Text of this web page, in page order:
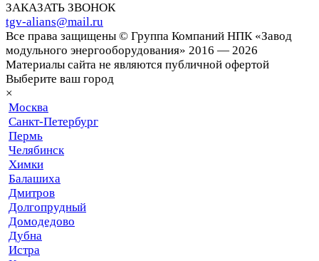
ЗАКАЗАТЬ ЗВОНОК
tgv-alians@mail.ru
Все права защищены © Группа Компаний НПК «Завод
модульного энергооборудования» 2016 — 2026
Материалы сайта не являются публичной офертой
Выберите ваш город
×
Москва
Санкт-Петербург
Пермь
Челябинск
Химки
Балашиха
Дмитров
Долгопрудный
Домодедово
Дубна
Истра